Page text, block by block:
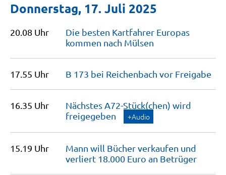
Donnerstag, 17. Juli 2025
20.08 Uhr
Die besten Kartfahrer Europas
kommen nach Mülsen
17.55 Uhr B 173 bei Reichenbach vor Freigabe
16.35 Uhr
Nächstes A72-Stück(chen) wird
freigegeben
+Audio
15.19 Uhr
Mann will Bücher verkaufen und
verliert 18.000 Euro an Betrüger